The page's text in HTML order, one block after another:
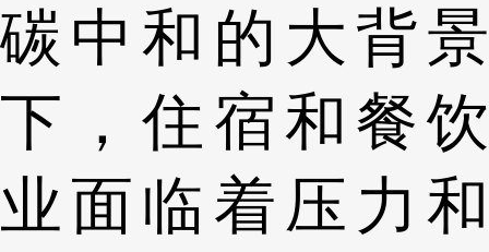
碳中和的大背景
下，住宿和餐饮
业面临着压力和